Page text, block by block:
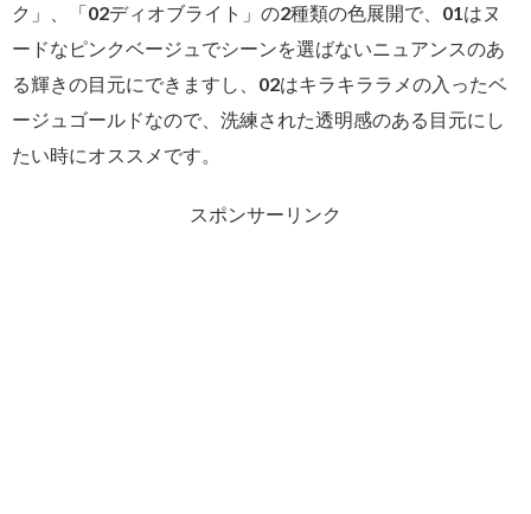
ク」、「02ディオブライト」の2種類の色展開で、01はヌ
ードなピンクベージュでシーンを選ばないニュアンスのあ
る輝きの目元にできますし、02はキラキララメの入ったベ
ージュゴールドなので、洗練された透明感のある目元にし
たい時にオススメです。
スポンサーリンク